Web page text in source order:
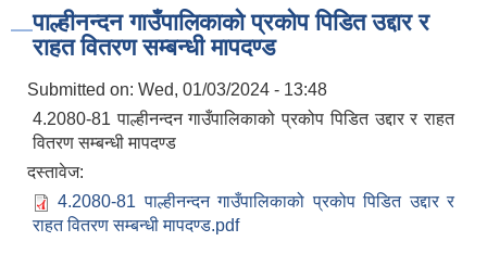
पाल्हीनन्दन गाउँपालिकाको प्रकोप पिडित उद्दार र
राहत वितरण सम्बन्धी मापदण्ड
Submitted on: Wed, 01/03/2024 - 13:48
4.2080-81 पाल्हीनन्दन गाउँपालिकाको प्रकोप पिडित उद्दार र राहत
वितरण सम्बन्धी मापदण्ड
दस्तावेज:
4.2080-81 पाल्हीनन्दन गाउँपालिकाको प्रकोप पिडित उद्दार र
राहत वितरण सम्बन्धी मापदण्ड.pdf